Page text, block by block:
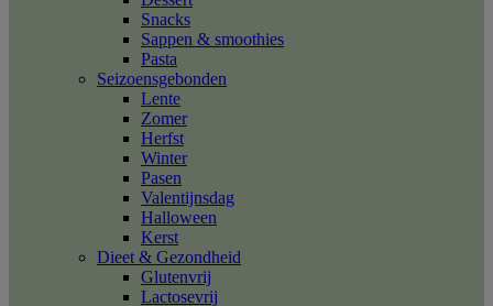
Snacks
Sappen & smoothies
Pasta
Seizoensgebonden
Lente
Zomer
Herfst
Winter
Pasen
Valentijnsdag
Halloween
Kerst
Dieet & Gezondheid
Glutenvrij
Lactosevrij